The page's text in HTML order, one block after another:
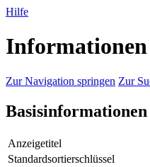
Hilfe
Informationen
Zur Navigation springen Zur
Basisinformationen
Anzeigetitel
Standardsortierschlüssel